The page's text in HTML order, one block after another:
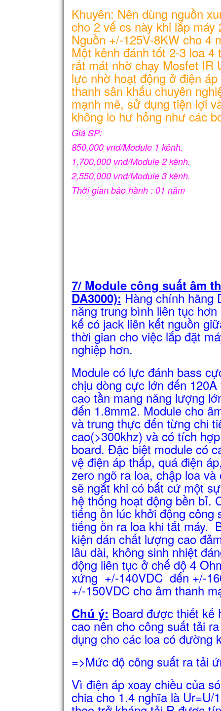
Khuyên: Nên dùng nguồn
cho 2 vế cs này khi lắp
Nguồn +/-125V-8KW cho 4
Một kênh đánh tốt 2-3 loa
rất mát nhờ chạy Mosfet IR
lực nhờ hoạt động ở điện
thanh sân khấu chuyên
mạnh mẽ, sử dụng tiện lợi
không lo hư hỏng như các
Giá SP:
850,000 vnd/Module 1 kênh.
1,700,000 vnd/Module 2 kênh.
2,550,000 vnd/Module 3 kênh.
Thời gian bảo hành : 01 năm
7/ Module công suất âm
DA3000): Hàng chính hãng
năng trung bình liên tục
kế có jack liên kết nguồn
thời gian cho việc lắp đặt
nghiệp hơn.
Module có lực đánh bass
chịu dòng cực lớn đến
cao tần mang năng lượng
đến 1.8mm2. Module cho
và trung thực đến từng chi
cao(>300khz) và có tích
board. Đặc biệt module có
vệ điện áp thấp, quá điện
zero ngõ ra loa, chập loa
sẽ ngắt khi có bất cứ một
hệ thống hoạt động bền bỉ.
tiếng ồn lúc khởi động công
tiếng ồn ra loa khi tắt máy.
kiện dán chất lượng cao
lâu dài, không sinh nhiệt
động liên tục ở chế độ 4
xứng +/-140VDC đến +/-
+/-150VDC cho âm thanh
Chú ý: Board được thiết kế
cao nên cho công suất tải
dụng cho các loa có đường
=>Mức độ công suất ra tải
Vì điện áp xoay chiều của
chia cho 1.4 nghĩa là Ur=U/